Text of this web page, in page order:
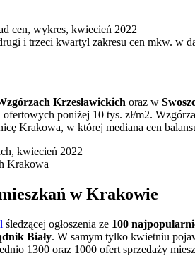
i trzeci kwartyl zakresu cen mkw. w
Krzesławickich oraz w
poniżej 10 tys. zł/m2.
Krakowa, w której mediana cen
Krakowa
w Krakowie
śledzącej ogłoszenia ze 100
Biały. W samym tylko kwietniu
1300 oraz 1000 ofert sprzedaży